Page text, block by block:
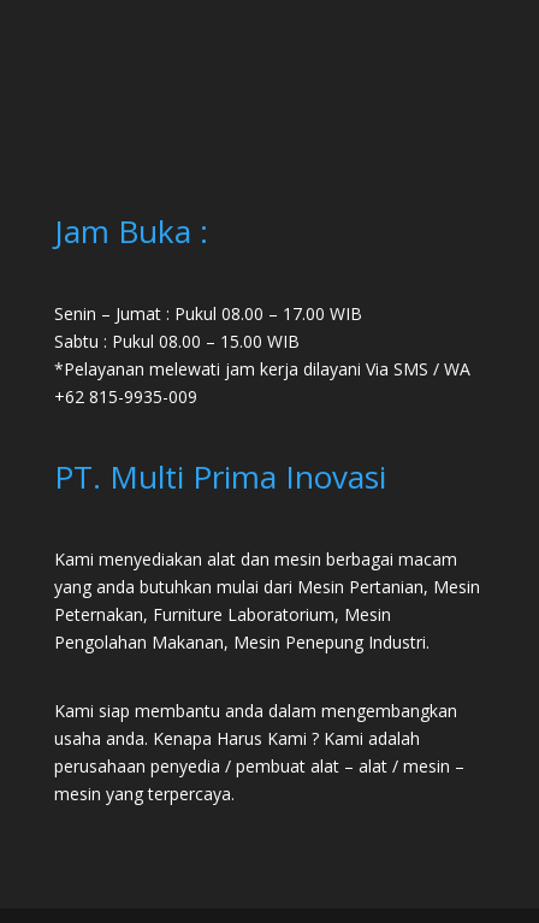
Jam Buka :
Senin – Jumat : Pukul 08.00 – 17.00 WIB
Sabtu : Pukul 08.00 – 15.00 WIB
*Pelayanan melewati jam kerja dilayani Via SMS / WA
+62 815-9935-009
PT. Multi Prima Inovasi
Kami menyediakan alat dan mesin berbagai macam
yang anda butuhkan mulai dari Mesin Pertanian, Mesin
Peternakan, Furniture Laboratorium, Mesin
Pengolahan Makanan, Mesin Penepung Industri.
Kami siap membantu anda dalam mengembangkan
usaha anda. Kenapa Harus Kami ? Kami adalah
perusahaan penyedia / pembuat alat – alat / mesin –
mesin yang terpercaya.